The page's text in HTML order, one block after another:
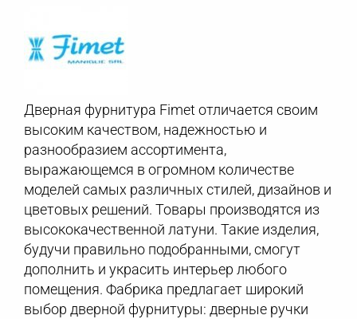
Дверная фурнитура Fimet отличается своим
высоким качеством, надежностью и
разнообразием ассортимента,
выражающемся в огромном количестве
моделей самых различных стилей, дизайнов и
цветовых решений. Товары производятся из
высококачественной латуни. Такие изделия,
будучи правильно подобранными, смогут
дополнить и украсить интерьер любого
помещения. Фабрика предлагает широкий
выбор дверной фурнитуры: дверные ручки